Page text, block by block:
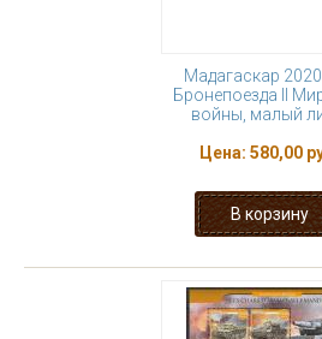
Мадагаскар 2020
Бронепоезда II
войны, малый
Цена: 580,00